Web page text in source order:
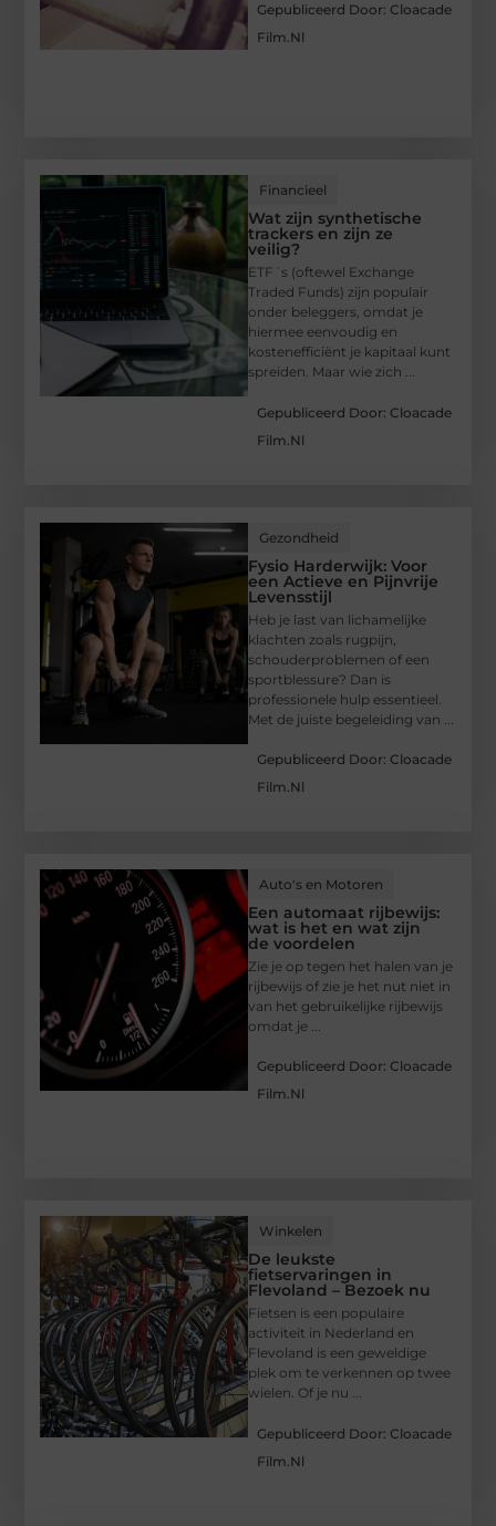
Gepubliceerd Door: Cloacade
Film.nl
Financieel
Wat zijn synthetische
trackers en zijn ze
veilig?
ETF´s (oftewel Exchange
Traded Funds) zijn populair
onder beleggers, omdat je
hiermee eenvoudig en
kostenefficiënt je kapitaal kunt
spreiden. Maar wie zich ...
Gepubliceerd Door: Cloacade
Film.nl
Gezondheid
Fysio Harderwijk: Voor
een Actieve en Pijnvrije
Levensstijl
Heb je last van lichamelijke
klachten zoals rugpijn,
schouderproblemen of een
sportblessure? Dan is
professionele hulp essentieel.
Met de juiste begeleiding van ...
Gepubliceerd Door: Cloacade
Film.nl
Auto's en Motoren
Een automaat rijbewijs:
wat is het en wat zijn
de voordelen
Zie je op tegen het halen van je
rijbewijs of zie je het nut niet in
van het gebruikelijke rijbewijs
omdat je ...
Gepubliceerd Door: Cloacade
Film.nl
Winkelen
De leukste
fietservaringen in
Flevoland – Bezoek nu
Fietsen is een populaire
activiteit in Nederland en
Flevoland is een geweldige
plek om te verkennen op twee
wielen. Of je nu ...
Gepubliceerd Door: Cloacade
Film.nl